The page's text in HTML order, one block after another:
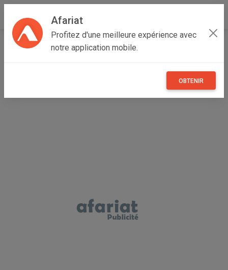
Afariat
Profitez d'une meilleure expérience avec
notre application mobile.
OBTENIR
Accueil Maisons et enfants
Oasis - Sahara